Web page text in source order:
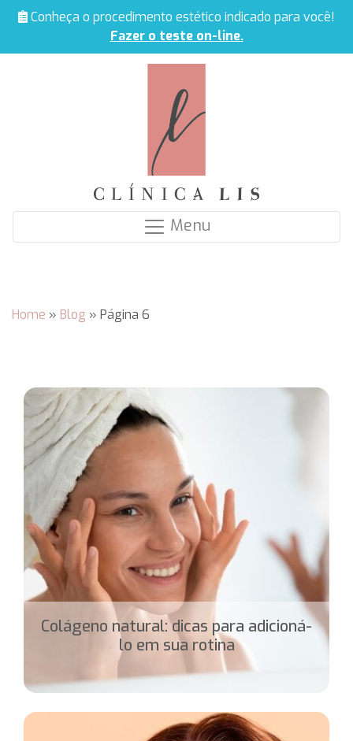
Conheça o procedimento estético indicado para você!
Fazer o teste on-line.
Menu
Home » Blog » Página 6
Colágeno natural: dicas para adicioná-
lo em sua rotina